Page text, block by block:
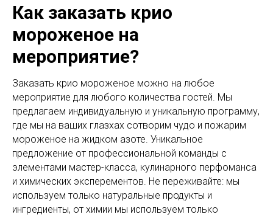
Как заказать крио
мороженое на
мероприятие?
Заказать крио мороженое можно на любое
мероприятие для любого количества гостей. Мы
предлагаем индивидуальную и уникальную программу,
где мы на ваших глазхах сотворим чудо и пожарим
мороженое на жидком азоте. Уникальное
предложение от профессиональной команды с
элементами мастер-класса, кулинарного перфоманса
и химических эксперементов. Не переживайте: мы
используем только натуральные продукты и
ингредиенты, от химии мы используем только